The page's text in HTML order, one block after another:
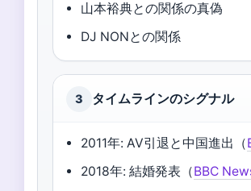
山本裕典との関係の真偽
DJ NONとの関係
3 タイムラインのシグナル
2011年: AV引退と中国進出（
2018年: 結婚発表（BBC